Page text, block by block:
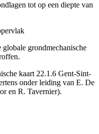
tot op een diepte van
grondmechanische
kaart 22.1.6 Gent-Sint-
onder leiding van E. De
en R. Tavernier).